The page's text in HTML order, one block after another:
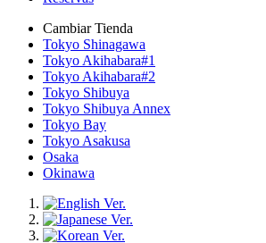
Cambiar Tienda
Tokyo Shinagawa
Tokyo Akihabara#1
Tokyo Akihabara#2
Tokyo Shibuya
Tokyo Shibuya Annex
Tokyo Bay
Tokyo Asakusa
Osaka
Okinawa